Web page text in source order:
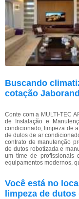
Buscando
cotação
Conte com a MULTI-TEC
de Instalação e
condicionado, limpeza de
de dutos de ar
contrato de manutenção
de dutos robotizada e
um time de profissionais
equipamentos modernos,
Você está no
limpeza de